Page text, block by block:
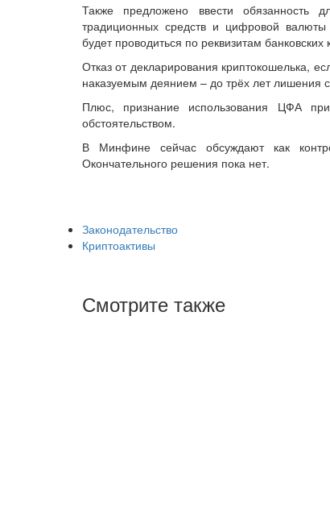
Также предложено ввести обязанность
традиционных средств и цифровой
будет проводиться по реквизитам
Отказ от декларирования криптокошелька,
наказуемым деянием – до трёх лет лишения
Плюс, признание использования ЦФА
обстоятельством.
В Минфине сейчас обсуждают как
Окончательного решения пока нет.
Законодательство
Криптоактивы
Смотрите также